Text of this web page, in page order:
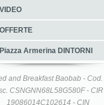
VIDEO
OFFERTE
Piazza Armerina DINTORNI
and Breakfast Baobab - Cod.
CSNGNN68L58G580F - CIR
19086014C102614 - CIN